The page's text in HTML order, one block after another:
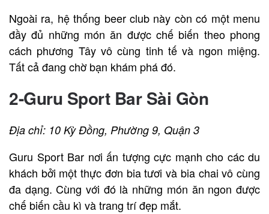
Ngoài ra, hệ thống beer club này còn có một menu
đầy đủ những món ăn được chế biến theo phong
cách phương Tây vô cùng tinh tế và ngon miệng.
Tất cả đang chờ bạn khám phá đó.
2-Guru Sport Bar Sài Gòn
Địa chỉ: 10 Kỳ Đồng, Phường 9, Quận 3
Guru Sport Bar nơi ấn tượng cực mạnh cho các du
khách bởi một thực đơn bia tươi và bia chai vô cùng
đa dạng. Cùng với đó là những món ăn ngon được
chế biến cầu kì và trang trí đẹp mắt.